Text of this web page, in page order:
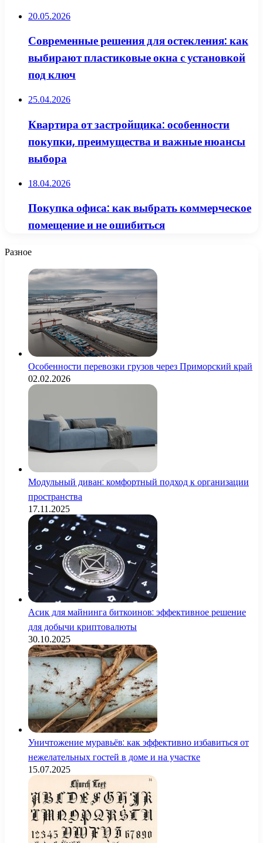
20.05.2026
Современные решения для остекления: как
выбирают пластиковые окна с установкой
под ключ
25.04.2026
Квартира от застройщика: особенности
покупки, преимущества и важные нюансы
выбора
18.04.2026
Покупка офиса: как выбрать коммерческое
помещение и не ошибиться
Разное
Особенности перевозки грузов через Приморский край
02.02.2026
Модульный диван: комфортный подход к организации
пространства
17.11.2025
Асик для майнинга биткоинов: эффективное решение
для добычи криптовалюты
30.10.2025
Уничтожение муравьёв: как эффективно избавиться от
нежелательных гостей в доме и на участке
15.07.2025